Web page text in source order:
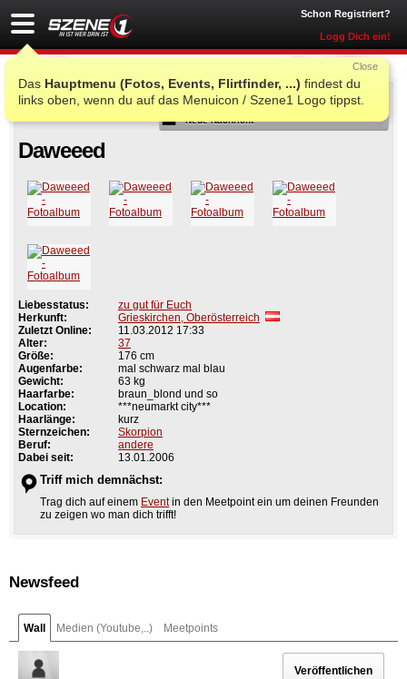
Schon Registriert?
Logg Dich ein!
Das Hauptmenu (Fotos, Events, Flirtfinder, ...) findest du
links oben, wenn du auf das Menuicon / Szene1 Logo tippst.
Close
Als Freund
Neue Nachricht
Daweeed
Liebesstatus:
zu gut für Euch
Herkunft:
Grieskirchen, Oberösterreich
Zuletzt Online:
11.03.2012 17:33
Alter:
37
Größe:
176 cm
Augenfarbe:
mal schwarz mal blau
Gewicht:
63 kg
Haarfarbe:
braun_blond und so
Location:
***neumarkt city***
Haarlänge:
kurz
Sternzeichen:
Skorpion
Beruf:
andere
Dabei seit:
13.01.2006
Triff mich demnächst:
Trag dich auf einem Eventin den Meetpoint ein um deinen Freunden
zu zeigen wo man dich trifft!
Newsfeed
Wall Medien (Youtube,..) Meetpoints